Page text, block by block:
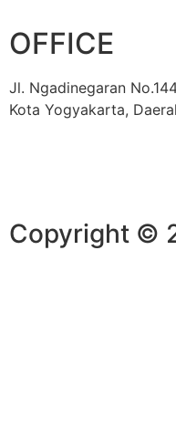
OFFICE
Jl. Ngadinegaran
Kota Yogyakarta,
Copyright ©